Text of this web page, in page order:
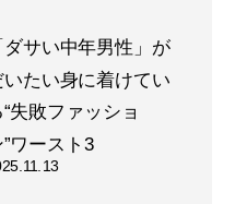
幸服論――人生は服で簡単
変えられる
ダサい中年男性」が
いたい身に着けてい
“失敗ファッショ
”ワースト3